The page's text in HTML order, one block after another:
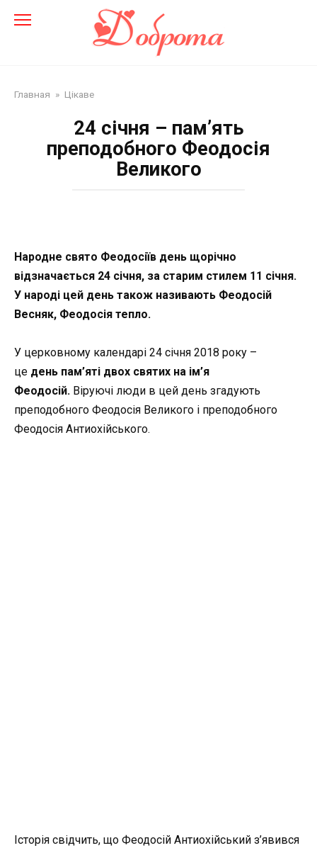
Главная » Цікаве
24 січня – пам’ять
преподобного Феодосія
Великого
Народне свято Феодосіїв день щорічно
відзначається 24 січня, за старим стилем 11 січня.
У народі цей день також називають Феодосій
Весняк, Феодосія тепло.
У церковному календарі 24 січня 2018 року –
це день пам’яті двох святих на ім’я
Феодосій. Віруючі люди в цей день згадують
преподобного Феодосія Великого і преподобного
Феодосія Антиохійського.
Історія свідчить, що Феодосій Антиохійський з’явився